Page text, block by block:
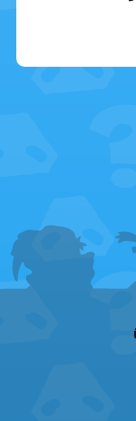
FOOTER
MENU